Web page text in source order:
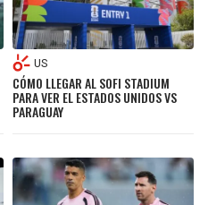
US
CÓMO LLEGAR AL SOFI STADIUM
PARA VER EL ESTADOS UNIDOS VS
PARAGUAY